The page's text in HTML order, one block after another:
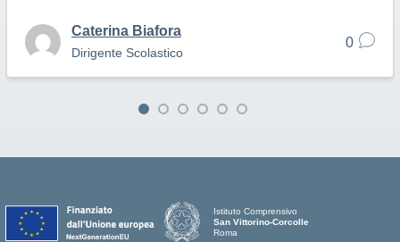
Caterina Biafora
Dirigente Scolastico
0
Istituto Comprensivo
San Vittorino-Corcolle
Roma